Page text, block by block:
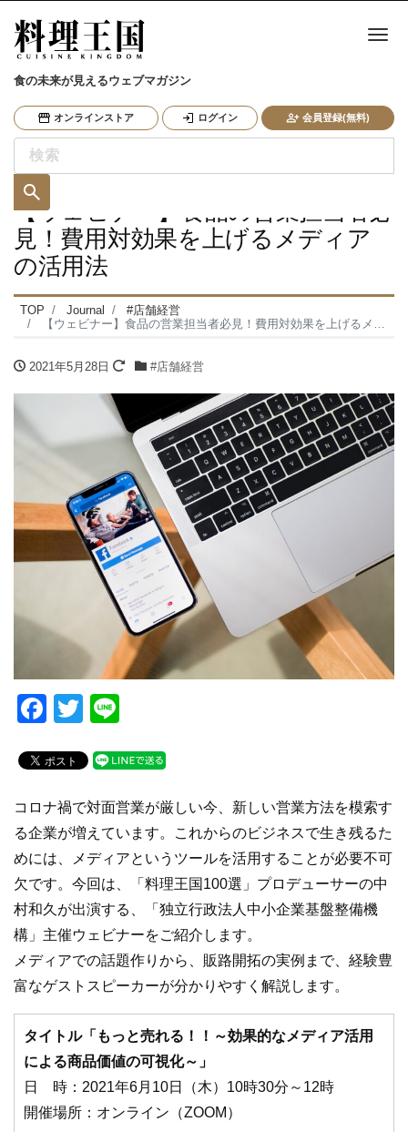
食の未来が見えるウェブマガジン
オンラインストア ログイン 会員登録(無料)
ナ
【ウェビナー】食品の営業担当者必
見！費用対効果を上げるメディア
の活用法
TOP Journal
#店舗経営
【ウェビナー】食品の営業担当者必見！費用対効果を上げるメディアの活用法
2021年5月28日 #店舗経営
F
c
e
b
o
o
k
T
tt
er
e
コロナ禍で対面営業が厳しい今、新しい営業方法を模索す
る企業が増えています。これからのビジネスで生き残るた
めには、メディアというツールを活用することが必要不可
欠です。今回は、「料理王国100選」プロデューサーの中
村和久が出演する、「独立行政法人中小企業基盤整備機
構」主催ウェビナーをご紹介します。
メディアでの話題作りから、販路開拓の実例まで、経験豊
富なゲストスピーカーが分かりやすく解説します。
タイトル「もっと売れる！！～効果的なメディア活用
による商品価値の可視化～」
日 時：2021年6月10日（木）10時30分～12時
開催場所：オンライン（ZOOM）